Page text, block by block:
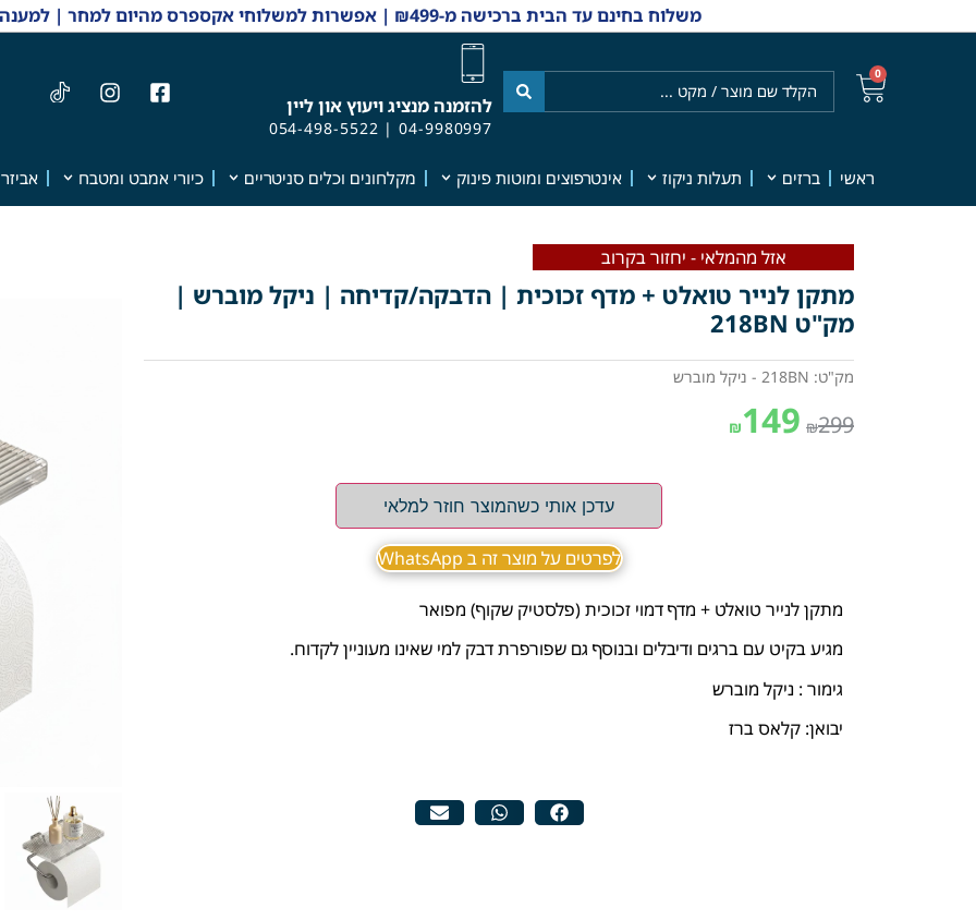
משלוח בחינם עד הבית ברכישה מ-₪499 | אפשרות למשלוחי אקספרס מהיום למחר | למענה אנושי והזמנות 04-9980997
0
להזמנה מנציג ויעוץ און ליין
04-9980997
|
054-498-5522
ראשי ברזים תעלות ניקוז אינטרפוצים ומוטות פינוק מקלחונים וכלים סניטריים כיורי אמבט ומטבח
אזל מהמלאי - יחזור בקרוב
מתקן לנייר טואלט + מדף זכוכית | הדבקה/קדיחה | ניקל מוברש |
מק"ט 218BN
מק"ט: 218BN - ניקל מוברש
₪299
₪149
עדכן אותי כשהמוצר חוזר למלאי
לפרטים על מוצר זה ב WhatsApp
מתקן לנייר טואלט + מדף דמוי זכוכית (פלסטיק שקוף) מפואר
מגיע בקיט עם ברגים ודיבלים ובנוסף גם שפורפרת דבק למי שאינו מעוניין לקדוח.
גימור : ניקל מוברש
יבואן: קלאס ברז